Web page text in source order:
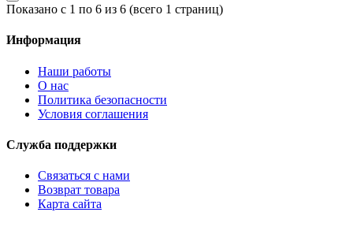
Показано с 1 по 6 из 6 (всего 1 страниц)
Информация
Наши работы
О нас
Политика безопасности
Условия соглашения
Служба поддержки
Связаться с нами
Возврат товара
Карта сайта